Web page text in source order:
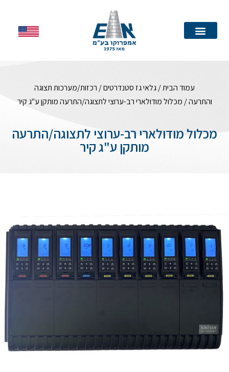
עמוד הבית/גלאי גז סטנדרטים/ רכזות/מערכות תצוגה
והתרעה/ מכלול מודולארי רב-ערוצי לתצוגה/התרעה מותקן ע"ג קיר
מכלול מודולארי רב-ערוצי לתצוגה/התרעה
מותקן ע"ג קיר